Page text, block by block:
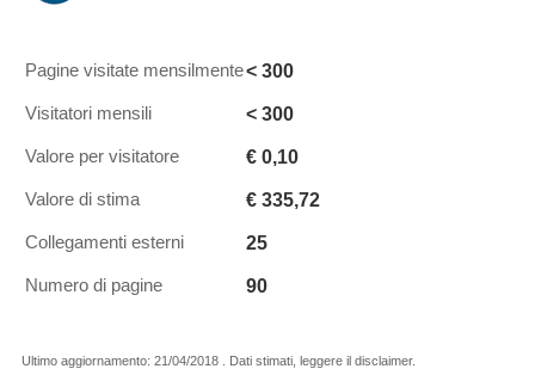
Pagine visitate mensilmente< 300
Visitatori mensili < 300
Valore per visitatore € 0,10
Valore di stima € 335,72
Collegamenti esterni 25
Numero di pagine 90
Ultimo aggiornamento: 21/04/2018 . Dati stimati, leggere il disclaimer.